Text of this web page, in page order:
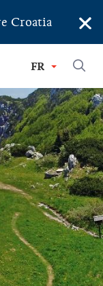
Croatia ×
FR